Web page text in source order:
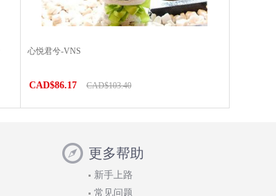
心悦君兮-VNS
CAD$86.17 CAD$103.40
更多帮助
新手上路
常见问题